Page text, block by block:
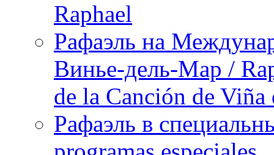
Raphael
Рафаэль на
Винье-дель-Мар /
de la Canción de
Рафаэль в